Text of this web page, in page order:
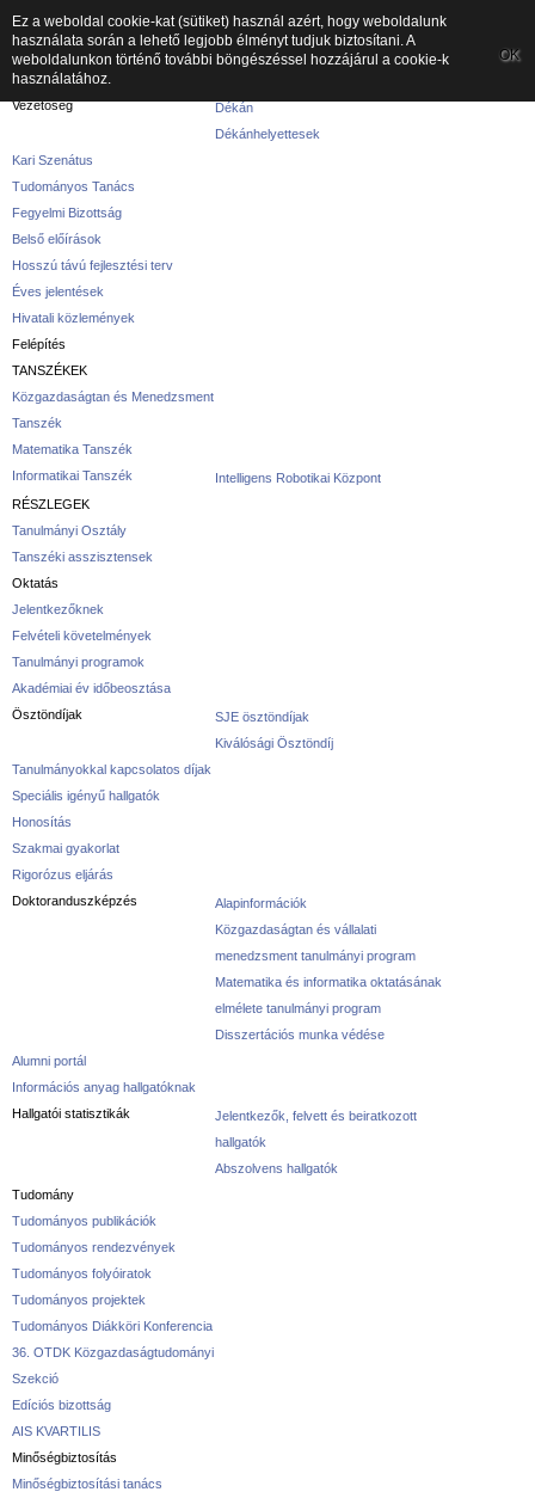
A kar
A karról
Vezetőség
Dékán
Dékánhelyettesek
Kari Szenátus
Tudományos Tanács
Fegyelmi Bizottság
Belső előírások
Hosszú távú fejlesztési terv
Éves jelentések
Hivatali közlemények
Felépítés
TANSZÉKEK
Közgazdaságtan és Menedzsment
Tanszék
Matematika Tanszék
Informatikai Tanszék
Intelligens Robotikai Központ
RÉSZLEGEK
Tanulmányi Osztály
Tanszéki asszisztensek
Oktatás
Jelentkezőknek
Felvételi követelmények
Tanulmányi programok
Akadémiai év időbeosztása
Ösztöndíjak
SJE ösztöndíjak
Kiválósági Ösztöndíj
Tanulmányokkal kapcsolatos díjak
Speciális igényű hallgatók
Honosítás
Szakmai gyakorlat
Rigorózus eljárás
Doktoranduszképzés
Alapinformációk
Közgazdaságtan és vállalati
menedzsment tanulmányi program
Matematika és informatika oktatásának
elmélete tanulmányi program
Disszertációs munka védése
Alumni portál
Információs anyag hallgatóknak
Hallgatói statisztikák
Jelentkezők, felvett és beiratkozott
hallgatók
Abszolvens hallgatók
Tudomány
Tudományos publikációk
Tudományos rendezvények
Tudományos folyóiratok
Tudományos projektek
Tudományos Diákköri Konferencia
36. OTDK Közgazdaságtudományi
Szekció
Edíciós bizottság
AIS KVARTILIS
Minőségbiztosítás
Minőségbiztosítási tanács
Ez a weboldal cookie-kat (sütiket) használ azért, hogy weboldalunk
használata során a lehető legjobb élményt tudjuk biztosítani. A
weboldalunkon történő további böngészéssel hozzájárul a cookie-k
használatához.
OK